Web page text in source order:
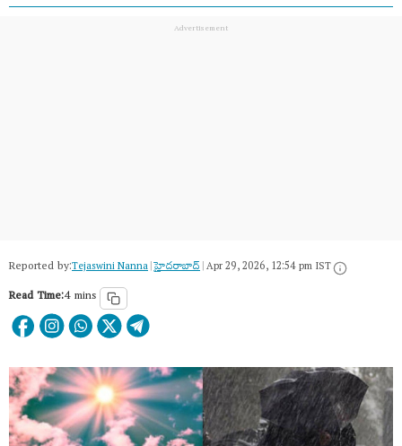
Reported by:Tejaswini Nanna|హైదరాబాద్​|Apr 29, 2026, 12:54 pm IST
Read Time:4 mins